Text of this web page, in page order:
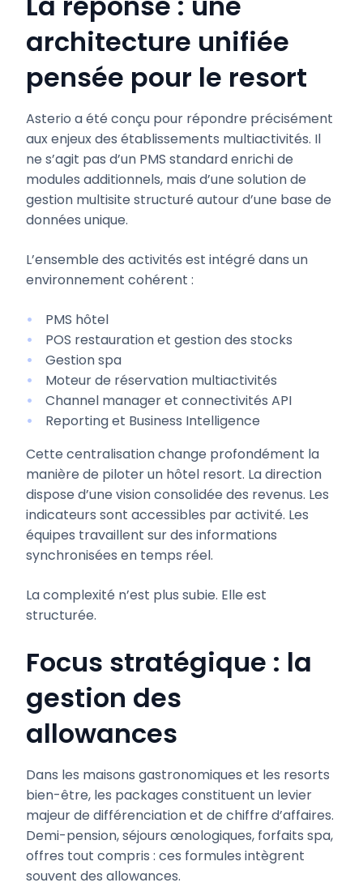
architecture unifiée
pensée pour le resort
Asterio a été conçu pour répondre précisément
aux enjeux des établissements multiactivités. Il
ne s’agit pas d’un PMS standard enrichi de
modules additionnels, mais d’une solution de
gestion multisite structuré autour d’une base de
données unique.
L’ensemble des activités est intégré dans un
environnement cohérent :
PMS hôtel
POS restauration et gestion des stocks
Gestion spa
Moteur de réservation multiactivités
Channel manager et connectivités API
Reporting et Business Intelligence
Cette centralisation change profondément la
manière de piloter un hôtel resort. La direction
dispose d’une vision consolidée des revenus. Les
indicateurs sont accessibles par activité. Les
équipes travaillent sur des informations
synchronisées en temps réel.
La complexité n’est plus subie. Elle est
structurée.
Focus stratégique : la
gestion des
allowances
Dans les maisons gastronomiques et les resorts
bien-être, les packages constituent un levier
majeur de différenciation et de chiffre d’affaires.
Demi-pension, séjours œnologiques, forfaits spa,
offres tout compris : ces formules intègrent
souvent des allowances.